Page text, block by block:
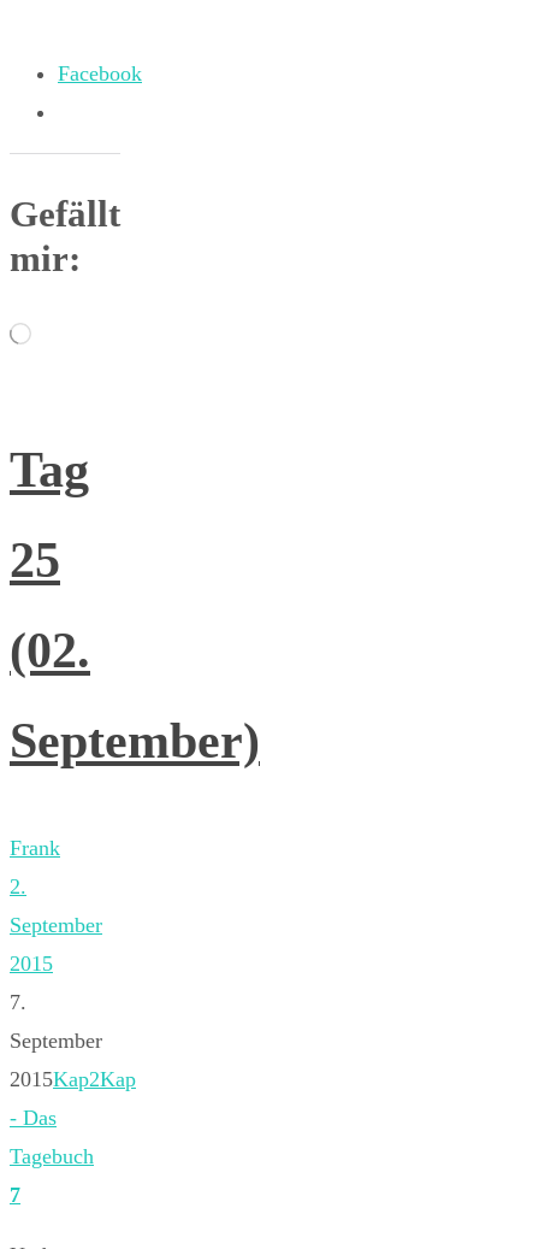
Facebook
Gefällt
mir:
Wird
Tag
25
(02.
September)
Frank
2.
September
2015
7.
September
2015Kap2Kap
- Das
Tagebuch
7